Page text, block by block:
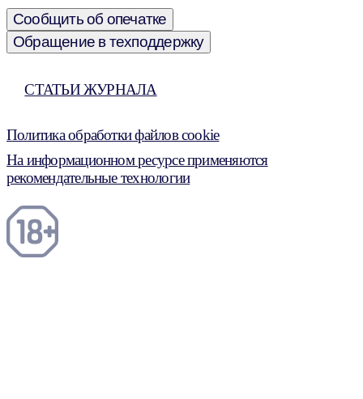
Сообщить об опечатке
Обращение в техподдержку
СТАТЬИ ЖУРНАЛА
Политика обработки файлов cookie
На информационном ресурсе применяются
рекомендательные технологии